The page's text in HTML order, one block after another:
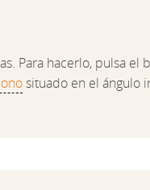
Para hacerlo, pulsa el
situado en el ángulo